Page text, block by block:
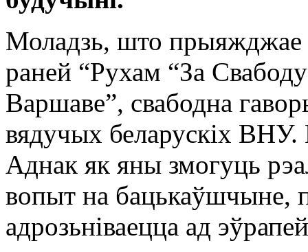
Моладзь, што прыяжджае
раней “Рухам “За
Варшаве”, свабодна
вядучых беларускіх ВНУ.
Аднак як яны змогуць
вопыт на бацькаўшчыне,
адрозьніваецца ад